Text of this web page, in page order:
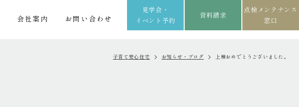
会社案内 お問い合わせ
見学会・
イベント予約
資料請求
点検メンテナンス
窓口
子育て安心住宅 お知らせ・ブログ 上棟おめでとうございました。